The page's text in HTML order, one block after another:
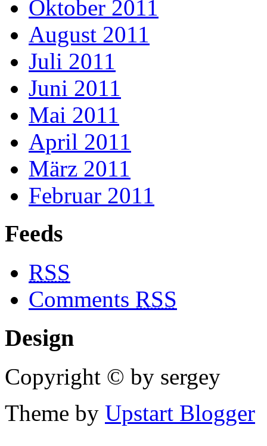
Oktober 2011
August 2011
Juli 2011
Juni 2011
Mai 2011
April 2011
März 2011
Februar 2011
Feeds
RSS
Comments RSS
Design
Copyright © by sergey
Theme by Upstart Blogger